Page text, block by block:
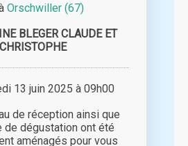
Orschwiller (67)
BLEGER CLAUDE ET
CHRISTOPHE
13 juin 2025 à 09h00
de réception ainsi que
de dégustation ont été
aménagés pour vous